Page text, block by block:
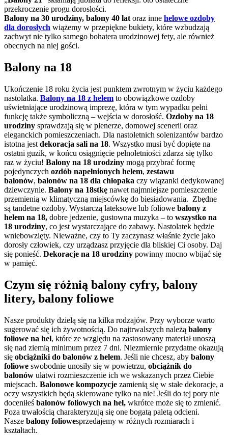
przekroczenie progu dorosłości.
Balony na 30 urodziny, balony 40 lat oraz inne helowe ozdoby
dla dorosłych wiążemy w przepiękne bukiety, które wzbudzają
zachwyt nie tylko samego bohatera urodzinowej fety, ale również
obecnych na niej gości.
Balony na 18
Ukończenie 18 roku życia jest punktem zwrotnym w życiu każdego
nastolatka. Balony na 18 z helem to obowiązkowe ozdoby
uświetniające urodzinową imprezę, która w tym wypadku pełni
funkcję także symboliczną – wejścia w dorosłość. Ozdoby na 18
urodziny sprawdzają się w plenerze, domowej scenerii oraz
eleganckich pomieszczeniach. Dla nastoletnich solenizantów bardzo
istotna jest dekoracja sali na 18. Wszystko musi być dopięte na
ostatni guzik, w końcu osiągnięcie pełnoletniości zdarza się tylko
raz w życiu! Balony na 18 urodziny mogą przybrać formę
pojedynczych ozdób napełnionych helem, zestawu
balonów, balonów na 18 dla chłopaka czy wiązanki dedykowanej
dziewczynie. Balony na 18stkę nawet najmniejsze pomieszczenie
przemienią w klimatyczną miejscówkę do biesiadowania. Zbędne
są tandetne ozdoby. Wystarczą lateksowe lub foliowe balony z
helem na 18, dobre jedzenie, gustowna muzyka – to wszystko na
18 urodziny, co jest wystarczające do zabawy. Nastolatek będzie
wniebowzięty. Nieważne, czy to Ty zaczynasz właśnie życie jako
dorosły człowiek, czy urządzasz przyjęcie dla bliskiej Ci osoby. Daj
się ponieść. Dekoracje na 18 urodziny powinny mocno wbijać się
w pamięć.
Czym się różnią balony cyfry, balony
litery, balony foliowe
Nasze produkty dzielą się na kilka rodzajów. Przy wyborze warto
sugerować się ich żywotnością. Do najtrwalszych należą balony
foliowe na hel, które ze względu na zastosowany materiał unoszą
się nad ziemią minimum przez 7 dni. Niezmiernie przydatne okazują
się obciążniki do balonów z helem. Jeśli nie chcesz, aby balony
foliowe swobodnie unosiły się w powietrzu, obciążnik do
balonów ułatwi rozmieszczenie ich we wskazanych przez Ciebie
miejscach. Balonowe kompozycje zamienią się w stałe dekoracje, a
oczy wszystkich będą skierowane tylko na nie! Jeśli do tej pory nie
doceniłeś balonów foliowych na hel, wkrótce może się to zmienić.
Poza trwałością charakteryzują się one bogatą paletą odcieni.
Nasze balony foliowesprzedajemy w różnych rozmiarach i
kształtach.